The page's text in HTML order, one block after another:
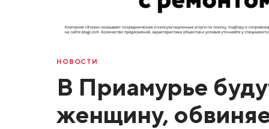
НОВОСТИ
В Приамурье
женщину,